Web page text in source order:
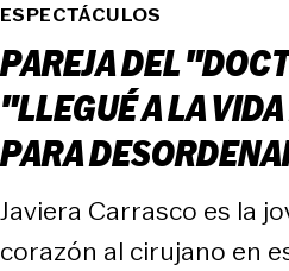
ESPECTÁCULOS
PAREJA DEL
"LLEGUÉ A LA
PARA
Javiera Carrasco es la
corazón al cirujano en